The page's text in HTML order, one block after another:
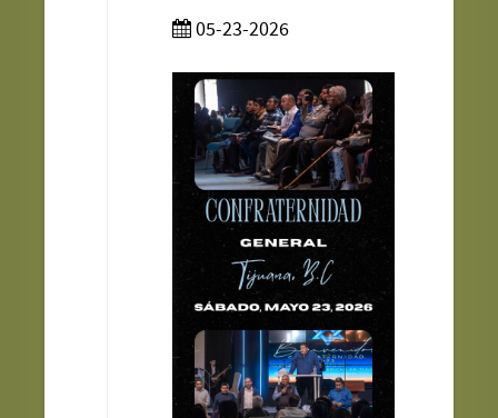
05-23-2026